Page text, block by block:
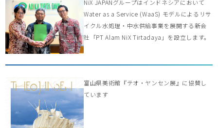
NiX JAPANグループはインドネシアにおいて
Water as a Service (WaaS) モデルによるリサ
イクル水処理・中水供給事業を展開する新会
社「PT Alam NiX Tirtadaya」を設立します。
富山県美術館『テオ・ヤンセン展』に協賛し
ています